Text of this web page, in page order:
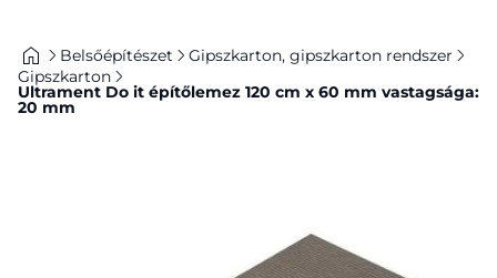
Belsőépítészet
Gipszkarton, gipszkarton rendszer
Gipszkarton
Ultrament Do it építőlemez 120 cm x 60 mm vastagsága:
20 mm